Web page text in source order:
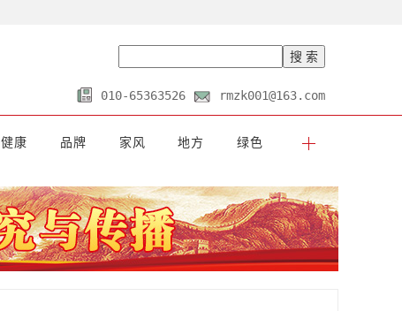
010-65363526 rmzk001@163.com
健康 品牌 家风 地方 绿色